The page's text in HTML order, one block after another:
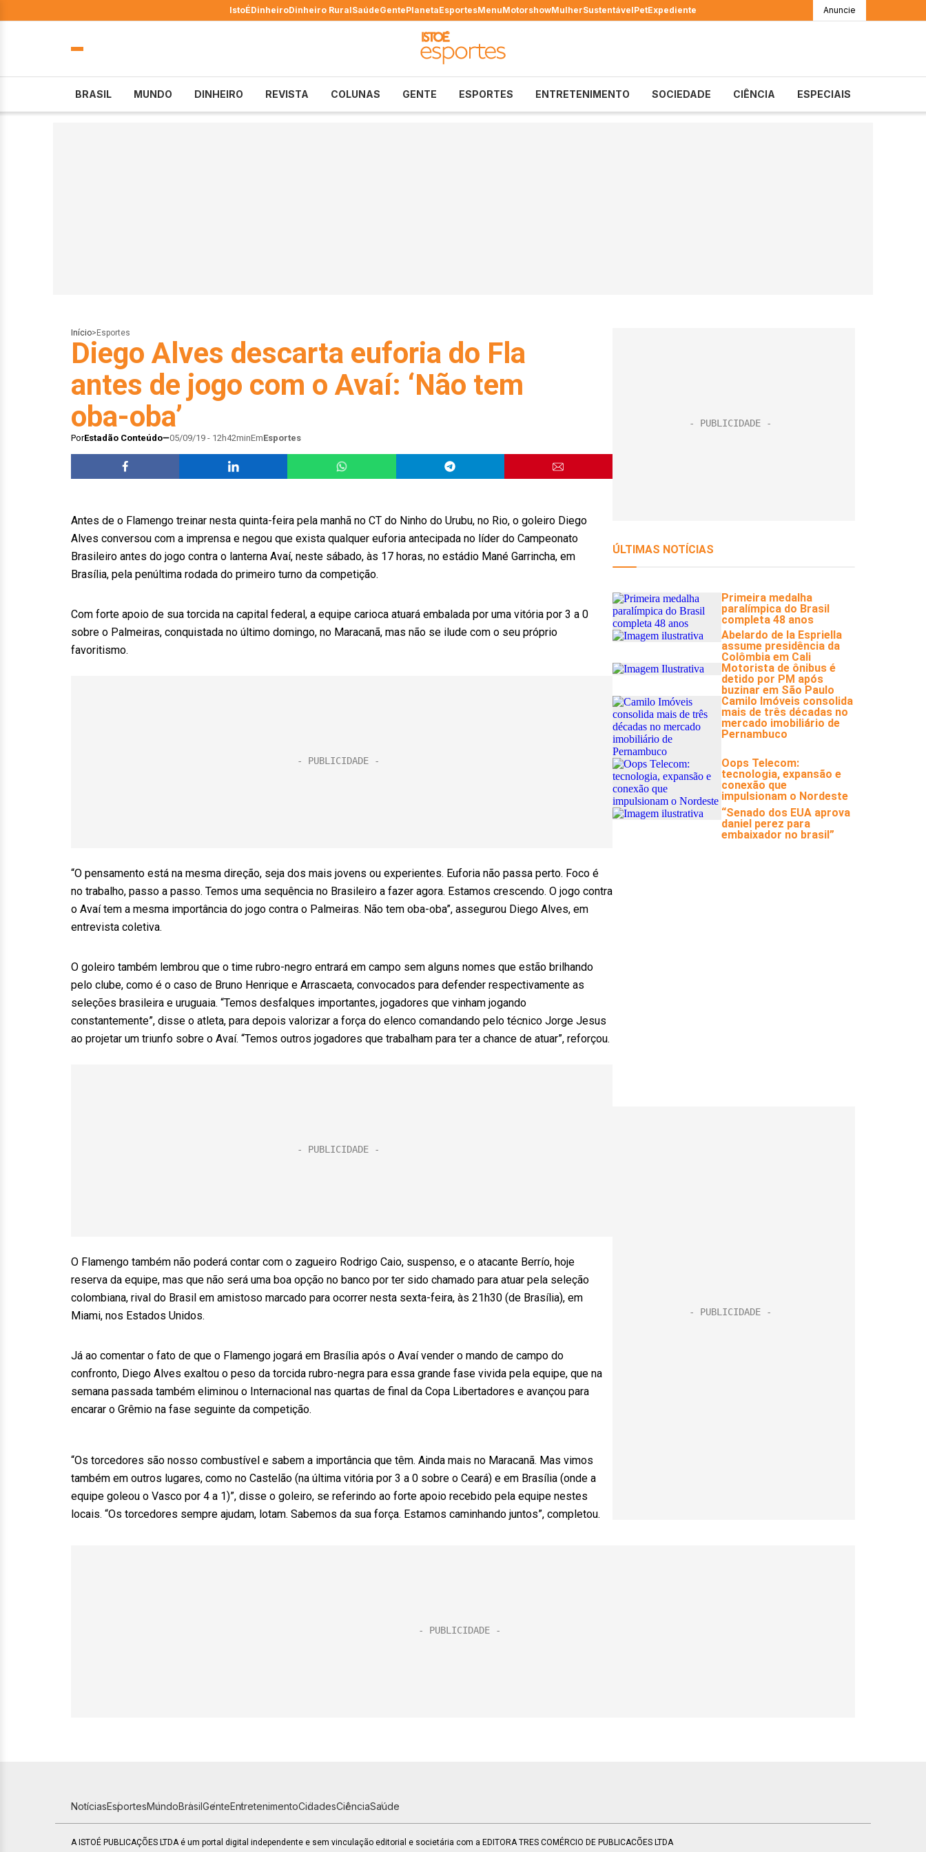
IstoÉDinheiroDinheiro RuralSaúdeGentePlanetaEsportesMenuMotorshowMulherSustentávelPetExpediente Anuncie
BRASIL MUNDO DINHEIRO REVISTA COLUNAS GENTE ESPORTES ENTRETENIMENTO SOCIEDADE CIÊNCIA ESPECIAIS
Início> Esportes
Diego Alves descarta euforia do Fla
antes de jogo com o Avaí: ‘Não tem
oba-oba’
PorEstadão Conteúdo 05/09/19 - 12h42minEmEsportes
Antes de o Flamengo treinar nesta quinta-feira pela manhã no CT do Ninho do Urubu, no Rio, o goleiro Diego
Alves conversou com a imprensa e negou que exista qualquer euforia antecipada no líder do Campeonato
Brasileiro antes do jogo contra o lanterna Avaí, neste sábado, às 17 horas, no estádio Mané Garrincha, em
Brasília, pela penúltima rodada do primeiro turno da competição.
Com forte apoio de sua torcida na capital federal, a equipe carioca atuará embalada por uma vitória por 3 a 0
sobre o Palmeiras, conquistada no último domingo, no Maracanã, mas não se ilude com o seu próprio
favoritismo.
“O pensamento está na mesma direção, seja dos mais jovens ou experientes. Euforia não passa perto. Foco é
no trabalho, passo a passo. Temos uma sequência no Brasileiro a fazer agora. Estamos crescendo. O jogo contra
o Avaí tem a mesma importância do jogo contra o Palmeiras. Não tem oba-oba”, assegurou Diego Alves, em
entrevista coletiva.
O goleiro também lembrou que o time rubro-negro entrará em campo sem alguns nomes que estão brilhando
pelo clube, como é o caso de Bruno Henrique e Arrascaeta, convocados para defender respectivamente as
seleções brasileira e uruguaia. “Temos desfalques importantes, jogadores que vinham jogando
constantemente”, disse o atleta, para depois valorizar a força do elenco comandando pelo técnico Jorge Jesus
ao projetar um triunfo sobre o Avaí. “Temos outros jogadores que trabalham para ter a chance de atuar”, reforçou.
O Flamengo também não poderá contar com o zagueiro Rodrigo Caio, suspenso, e o atacante Berrío, hoje
reserva da equipe, mas que não será uma boa opção no banco por ter sido chamado para atuar pela seleção
colombiana, rival do Brasil em amistoso marcado para ocorrer nesta sexta-feira, às 21h30 (de Brasília), em
Miami, nos Estados Unidos.
Já ao comentar o fato de que o Flamengo jogará em Brasília após o Avaí vender o mando de campo do
confronto, Diego Alves exaltou o peso da torcida rubro-negra para essa grande fase vivida pela equipe, que na
semana passada também eliminou o Internacional nas quartas de final da Copa Libertadores e avançou para
encarar o Grêmio na fase seguinte da competição.
“Os torcedores são nosso combustível e sabem a importância que têm. Ainda mais no Maracanã. Mas vimos
também em outros lugares, como no Castelão (na última vitória por 3 a 0 sobre o Ceará) e em Brasília (onde a
equipe goleou o Vasco por 4 a 1)”, disse o goleiro, se referindo ao forte apoio recebido pela equipe nestes
locais. “Os torcedores sempre ajudam, lotam. Sabemos da sua força. Estamos caminhando juntos”, completou.
NotíciasEsportesMundoBrasilGenteEntretenimentoCidadesCiênciaSaúde
A ISTOÉ PUBLICAÇÕES LTDA é um portal digital independente e sem vinculação editorial e societária com a EDITORA TRES COMÉRCIO DE PUBLICACÕES LTDA